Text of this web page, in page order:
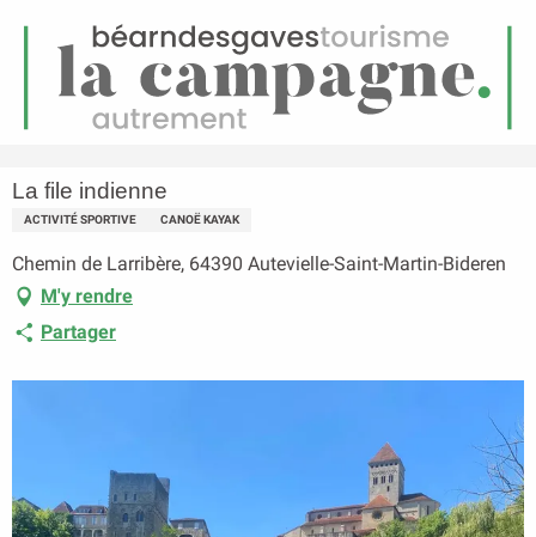
Menu
La file indienne
La file indienne
ACTIVITÉ SPORTIVE CANOË KAYAK
Chemin de Larribère, 64390 Autevielle-Saint-Martin-Bideren
M'y rendre
Partager